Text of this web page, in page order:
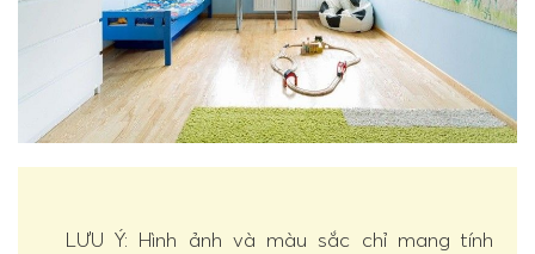
LƯU Ý: Hình ảnh và màu sắc chỉ mang tính